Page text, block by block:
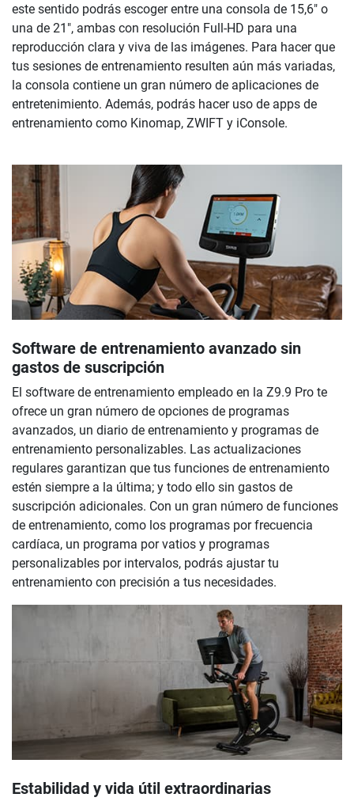
este sentido podrás escoger entre una consola de 15,6" o
una de 21", ambas con resolución Full-HD para una
reproducción clara y viva de las imágenes. Para hacer que
tus sesiones de entrenamiento resulten aún más variadas,
la consola contiene un gran número de aplicaciones de
entretenimiento. Además, podrás hacer uso de apps de
entrenamiento como Kinomap, ZWIFT y iConsole.
Software de entrenamiento avanzado sin
gastos de suscripción
El software de entrenamiento empleado en la Z9.9 Pro te
ofrece un gran número de opciones de programas
avanzados, un diario de entrenamiento y programas de
entrenamiento personalizables. Las actualizaciones
regulares garantizan que tus funciones de entrenamiento
estén siempre a la última; y todo ello sin gastos de
suscripción adicionales. Con un gran número de funciones
de entrenamiento, como los programas por frecuencia
cardíaca, un programa por vatios y programas
personalizables por intervalos, podrás ajustar tu
entrenamiento con precisión a tus necesidades.
Estabilidad y vida útil extraordinarias